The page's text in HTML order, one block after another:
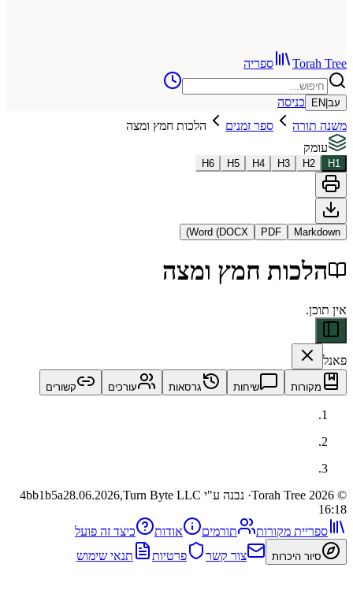
ספריה
כניסה
ספר זמנים
הלכות חמץ ומצה
H3
H4
H5
H6
PDF
Word (DOCX)
חמץ ומצה
שיחות גרסאות עורכים קשורים
· נבנה ע"י Turn Byte LLC 4bb1b5a28.06.2026,
מקורות תורמים אודות כיצד זה פועל
היכרות צור קשר פרטיות תנאי שימוש